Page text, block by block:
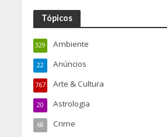
Tópicos
Ambiente
329
Anúncios
22
Arte & Cultura
767
Astrologia
20
Crime
68